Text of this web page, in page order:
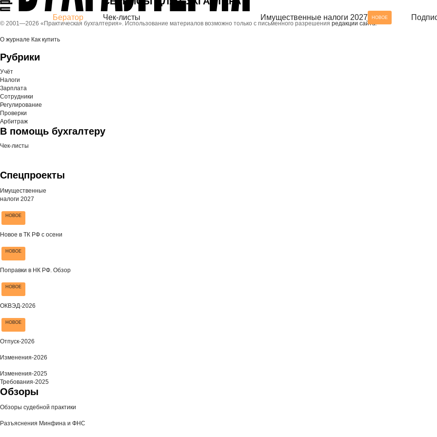
Бератор Чек-листы Имущественные налоги 2027 НОВОЕ
© 2001—2026 «Практическая бухгалтерия». Использование материалов возможно только с письменного разрешения редакции сайта.
О журнале Как купить
Рубрики
Учёт
Налоги
Зарплата
Сотрудники
Регулирование
Проверки
Арбитраж
В помощь бухгалтеру
Чек-листы
Спецпроекты
Имущественные
налоги 2027
НОВОЕ
Новое в ТК РФ с осени
НОВОЕ
Поправки в НК РФ. Обзор
НОВОЕ
ОКВЭД-2026
НОВОЕ
Отпуск-2026
Изменения-2026
Изменения-2025
Требования-2025
Обзоры
Обзоры судебной практики
Разъяснения Минфина и ФНС